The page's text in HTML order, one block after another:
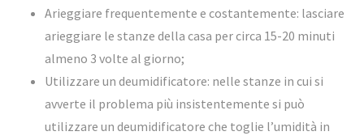
Arieggiare frequentemente e costantemente: lasciare
arieggiare le stanze della casa per circa 15-20 minuti
almeno 3 volte al giorno;
Utilizzare un deumidificatore: nelle stanze in cui si
avverte il problema più insistentemente si può
utilizzare un deumidificatore che toglie l’umidità in